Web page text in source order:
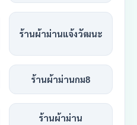
ร้านผ้าม่านแจ้งวัฒนะ
ร้านผ้าม่านกม8
ร้านผ้าม่าน